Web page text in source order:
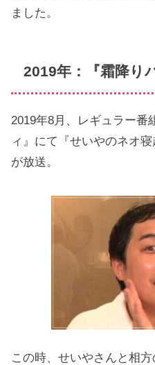
ました。
2019年：『霜降り
2019年8月、レギュラー番
ィ』にて『せいやのネオ
が放送。
この時、せいやさんと相